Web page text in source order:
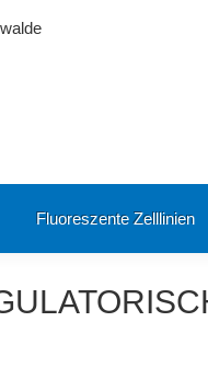
Fluoreszente Zelllinien